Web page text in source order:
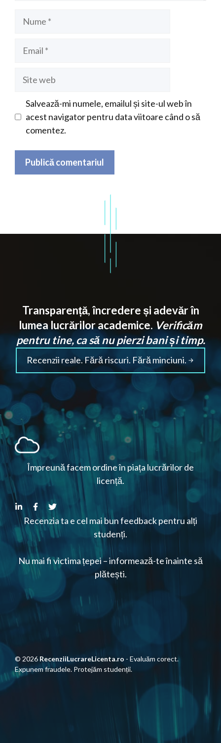
Salvează-mi numele, emailul și site-ul web în
acest navigator pentru data viitoare când o să
comentez.
Transparență, încredere și adevăr în
lumea lucrărilor academice. Verificăm
pentru tine, ca să nu pierzi bani și timp.
Recenzii reale. Fără riscuri. Fără minciuni.
Împreună facem ordine în piața lucrărilor de
licență.
Recenzia ta e cel mai bun feedback pentru alți
studenți.
Nu mai fi victima țepei – informează-te înainte să
plătești.
© 2026 RecenziiLucrareLicenta.ro - Evaluăm corect.
Expunem fraudele. Protejăm studenții.